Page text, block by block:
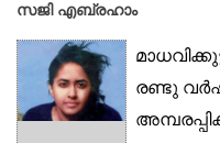
സജി എബ്രഹാം
രണ്ടു